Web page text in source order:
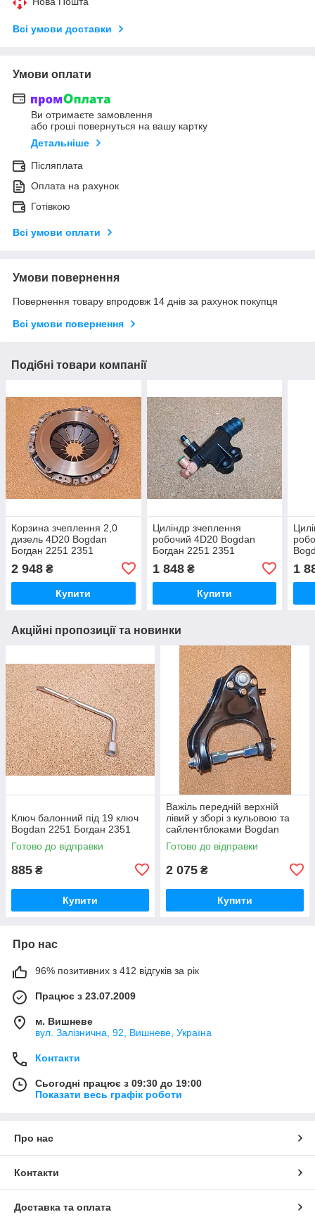
Всі умови доставки
Умови оплати
Ви отримаєте замовлення
або гроші повернуться на вашу картку
Детальніше
Післяплата
Оплата на рахунок
Готівкою
Всі умови оплати
Умови повернення
Повернення товару впродовж 14 днів за рахунок покупця
Всі умови повернення
Подібні товари компанії
Корзина зчеплення 2,0
дизель 4D20 Bogdan
Богдан 2251 2351
2 948 ₴
Купити
Циліндр зчеплення
робочий 4D20 Bogdan
Богдан 2251 2351
1 848₴
Купити
1
Акційні пропозиції та новинки
Ключ балонний під 19 ключ
Bogdan 2251 Богдан 2351
Готово до відправки
885 ₴
Купити
Важіль передній верхній
лівий у зборі з кульовою та
сайлентблоками Bogdan
2251 Богдан 2351
Готово до відправки
2 075 ₴
Купити
Про нас
96% позитивних з 412 відгуків за рік
Працює з 23.07.2009
м. Вишневе
вул. Залізнична, 92, Вишневе, Україна
Контакти
Сьогодні працює з 09:30 до 19:00
Показати весь графік роботи
Про нас
Контакти
Доставка та оплата